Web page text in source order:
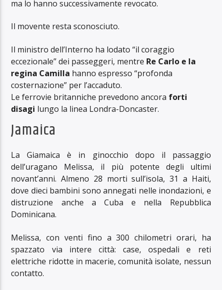
ma lo hanno successivamente revocato.
Il movente resta sconosciuto.
Il ministro dell’Interno ha lodato “il coraggio
eccezionale” dei passeggeri, mentre Re Carlo e la
regina Camilla hanno espresso “profonda
costernazione” per l’accaduto.
Le ferrovie britanniche prevedono ancora forti
disagi lungo la linea Londra-Doncaster.
Jamaica
La Giamaica è in ginocchio dopo il passaggio
dell’uragano Melissa, il più potente degli ultimi
novant’anni. Almeno 28 morti sull’isola, 31 a Haiti,
dove dieci bambini sono annegati nelle inondazioni, e
distruzione anche a Cuba e nella Repubblica
Dominicana.
Melissa, con venti fino a 300 chilometri orari, ha
spazzato via intere città: case, ospedali e reti
elettriche ridotte in macerie, comunità isolate, nessun
contatto.